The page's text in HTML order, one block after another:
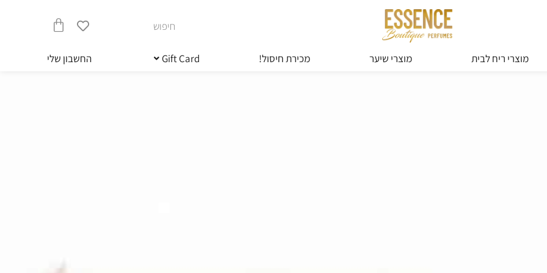
חיפוש
עגלת
קניות
מוצרי ריח לבית מוצרי שיער מכירת חיסול! Gift Card החשבון שלי